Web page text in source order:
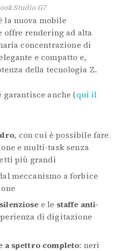
Studio G7
la nuova mobile
offre rendering ad alta
concentrazione di
e compatto e,
della tecnologia Z.
garantisce anche (qui il
, con cui è possibile fare
e multi-task senza
più grandi
meccanismo a forbice
e le staffe anti-
di digitazione
a spettro completo: neri